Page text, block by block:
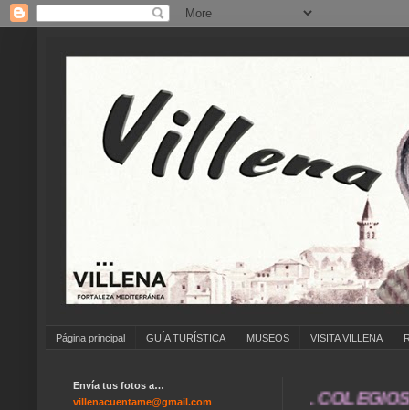
Página principal GUÍA TURÍSTICA MUSEOS VISITA VILLENA
FOTOS ANTIGUAS DE ... COLEGIOS ...
Envía tus fotos a…
villenacuentame@gmail.com